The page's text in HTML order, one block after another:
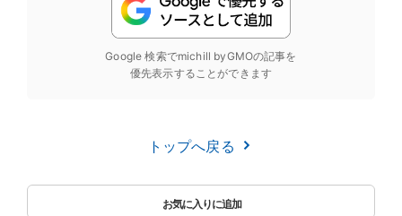
Google 検索でmichill byGMOの記事を
優先表示することができます
トップへ戻る